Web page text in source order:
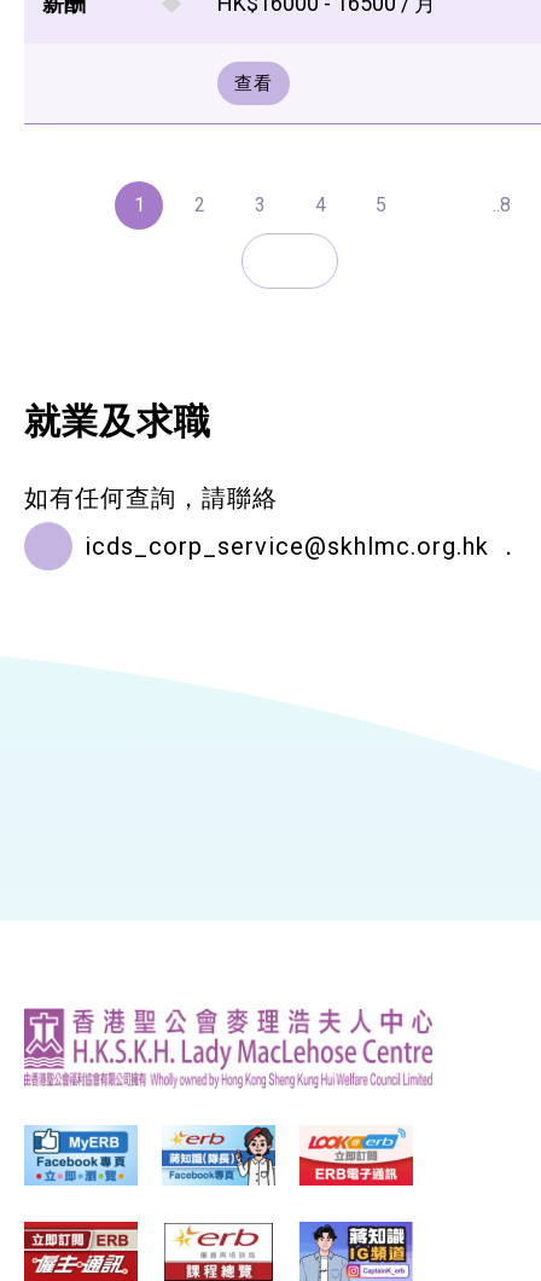
查看
1 2 3 4 5 ..8
就業及求職
如有任何查詢，請聯絡
icds_corp_service@skhlmc.org.hk ．